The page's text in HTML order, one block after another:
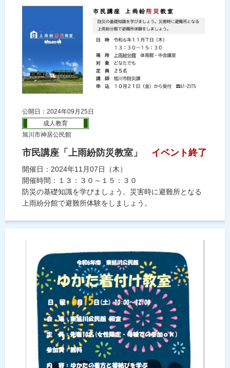
公開日：2024年09月25日
成人教育
旭川市神居公民館
市民講座「上雨紛防災教室」 イベント終了
開催日：2024年11月07日（木）
開催時間：１３：３０～１５：３０
防災の基礎知識を学びましょう。災害時に避難所となる
上雨紛分館で避難所体験をしましょう。